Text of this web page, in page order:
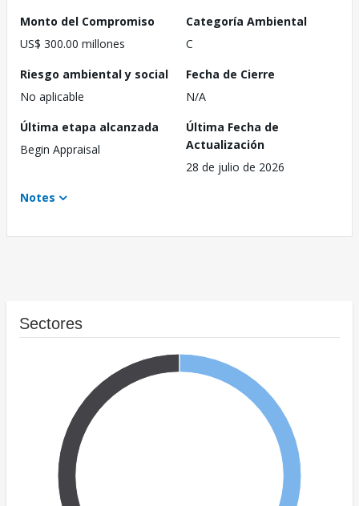
Monto del Compromiso
US$ 300.00 millones
Categoría Ambiental
C
Riesgo ambiental y social
No aplicable
Fecha de Cierre
N/A
Última etapa alcanzada
Begin Appraisal
Última Fecha de
Actualización
28 de julio de 2026
Notes
Sectores